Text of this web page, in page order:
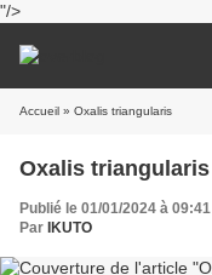
"/>
Accueil » Oxalis triangularis
Oxalis triangularis
Publié le 01/01/2024 à 09:41
Par IKUTO